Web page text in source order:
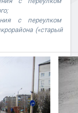
с переулком
(«старый